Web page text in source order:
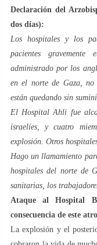
Declaración del
dos días):
Los hospitales y los
pacientes
administrado por los
en el norte de Gaza, no
están quedando sin
El Hospital Ahli fue
israelíes, y cuatro
explosión. Otros
Hago un llamamiento
hospitales del norte de
sanitarias, los
Ataque al Hospital
consecuencia de este
La explosión y el